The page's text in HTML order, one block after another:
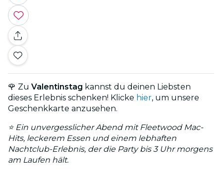
🌹 Zu Valentinstag kannst du deinen Liebsten
dieses Erlebnis schenken! Klicke hier, um unsere
Geschenkkarte anzusehen.
⭐ Ein unvergesslicher Abend mit Fleetwood Mac-
Hits, leckerem Essen und einem lebhaften
Nachtclub-Erlebnis, der die Party bis 3 Uhr morgens
am Laufen hält.